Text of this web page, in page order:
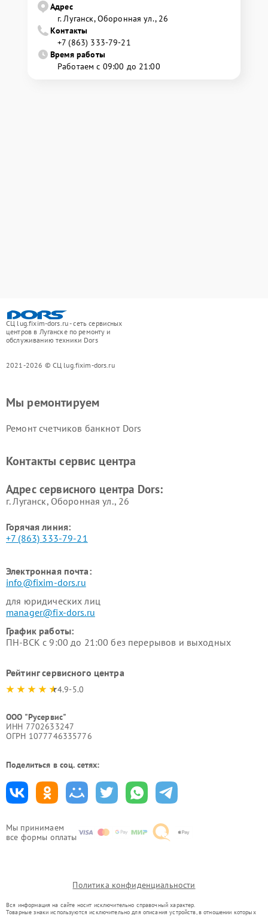
Адрес
г. Луганск, Оборонная ул., 26
Контакты
+7 (863) 333-79-21
Время работы
Работаем с 09:00 до 21:00
СЦ lug.fixim-dors.ru - сеть сервисных
центров в Луганске по ремонту и
обслуживанию техники Dors
2021-2026 © СЦ lug.fixim-dors.ru
Мы принимаем
все формы оплаты
Мы ремонтируем
Ремонт счетчиков банкнот Dors
Контакты сервис центра
Адрес сервисного центра Dors:
г. Луганск, Оборонная ул., 26
Горячая линия:
+7 (863) 333-79-21
Электронная почта:
info@fixim-dors.ru
для юридических лиц
manager@fix-dors.ru
График работы:
ПН-ВСК с 9:00 до 21:00 без перерывов и выходных
Рейтинг сервисного центра
4.9-5.0
ООО "Русервис"
ИНН 7702633247
ОГРН 1077746335776
Поделиться в соц. сетях:
Политика конфиденциальности
Вся информация на сайте носит исключительно справочный характер.
Товарные знаки используются исключительно для описания устройств, в отношении которых